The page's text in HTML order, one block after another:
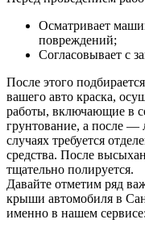
Осматривает
повреждений;
Согласовывает с
После этого
вашего авто краска,
работы, включающие в
грунтование, а после —
случаях требуется
средства. После
тщательно полируется.
Давайте отметим ряд
крыши автомобиля в
именно в нашем сервисе: